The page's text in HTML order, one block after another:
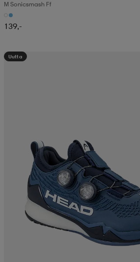
M Sonicsmash Ff
139,-
Uutta